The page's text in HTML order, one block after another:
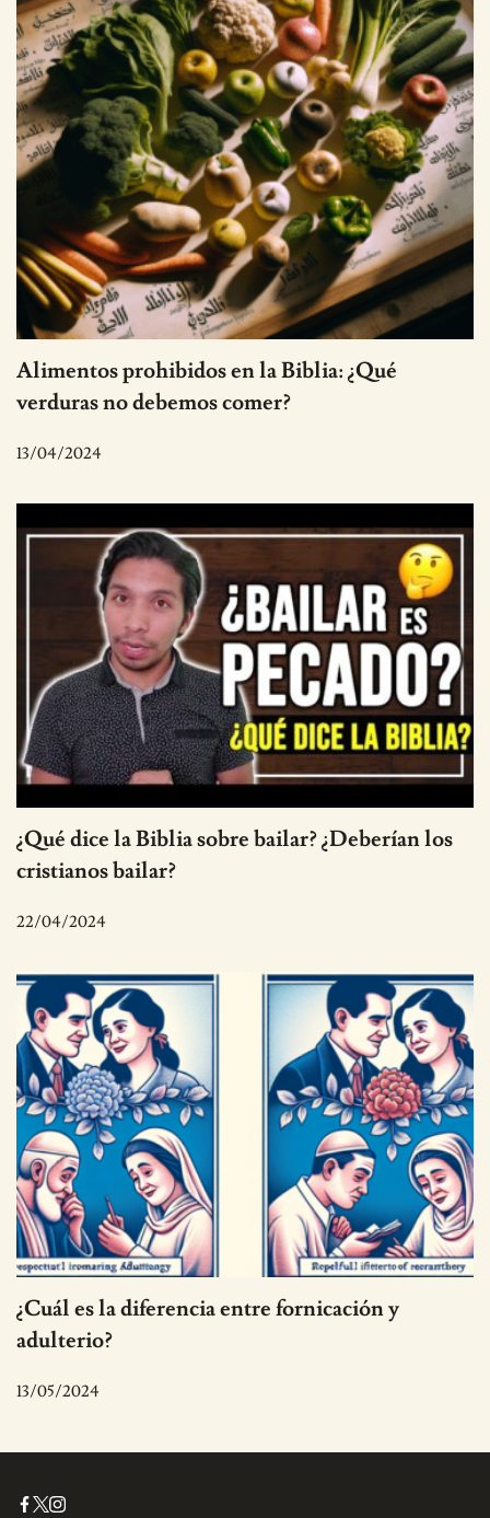
Alimentos prohibidos en la Biblia: ¿Qué
verduras no debemos comer?
13/04/2024
¿Qué dice la Biblia sobre bailar? ¿Deberían los
cristianos bailar?
22/04/2024
¿Cuál es la diferencia entre fornicación y
adulterio?
13/05/2024